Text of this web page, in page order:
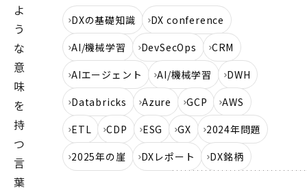
よ
う
な
意
味
を
持
つ
言
葉
DXの基礎知識
DX conference
AI/機械学習
DevSecOps
CRM
AIエージェント
AI/機械学習
DWH
Databricks
Azure GCP
AWS
ETL
CDP ESG GX
2024年問題
2025年の崖
DXレポート DX銘柄